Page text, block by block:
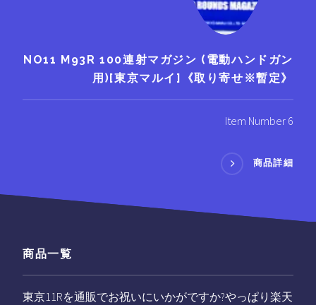
NO11 M93R 100連射マガジン (電動ハンドガン
用)[東京マルイ]《取り寄せ※暫定》
Item Number 6
商品詳細
商品一覧
東京11Rを通販でお祝いにいかがですか?やっぱり楽天